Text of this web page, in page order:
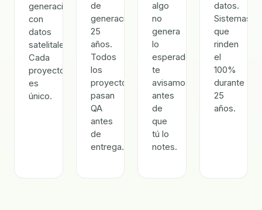
generación
con
datos
satelitales.
Cada
proyecto
es
único.
de
generación
25
años.
Todos
los
proyectos
pasan
QA
antes
de
entrega.
algo
no
genera
lo
esperado,
te
avisamos
antes
de
que
tú lo
notes.
datos.
Sistemas
que
rinden
el
100%
durante
25
años.